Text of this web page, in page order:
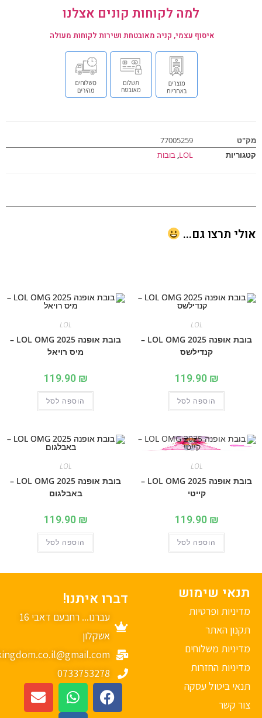
למה לקוחות קונים אצלנו
איסוף עצמי, קניה מאובטחת ושירות לקוחות מעולה
77005259
,בובות
תרצו גם...
בובת אופנה 2025 LOL OMG –
קנדילשס
119.90
הוספה לסל
בובת אופנה 2025 LOL OMG –
מיס רויאל
119.90
הוספה לסל
בובת אופנה 2025 LOL OMG –
קייטי
119.90
הוספה לסל
בובת אופנה 2025 LOL OMG –
באבלגום
119.90
הוספה לסל
שימוש
ופרטיות
האתר
משלוחים
החזרות
ביטול עסקה
קשר
דברו איתנו!
עברנו... רחבעם דאבי 16
אשקלון
mykingdom.co.il@gmail.com
0733753278